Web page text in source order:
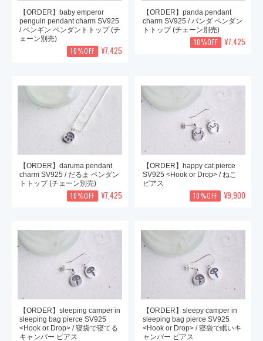
【ORDER】baby emperor
penguin pendant charm SV925
/ ペンギン ペンダントトップ (チ
ェーン別売)
10%OFF ¥7,425
【ORDER】panda pendant
charm SV925 / パンダ ペンダン
トトップ (チェーン別売)
10%OFF ¥7,425
【ORDER】daruma pendant
charm SV925 / だるま ペンダン
トトップ (チェーン別売)
10%OFF ¥7,425
【ORDER】happy cat pierce
SV925 <Hook or Drop> / ねこ
ピアス
10%OFF ¥9,900
【ORDER】sleeping camper in
sleeping bag pierce SV925
<Hook or Drop> / 寝袋で寝てる
キャンパー ピアス
【ORDER】sleepy camper in
sleeping bag pierce SV925
<Hook or Drop> / 寝袋で眠いキ
ャンパー ピアス